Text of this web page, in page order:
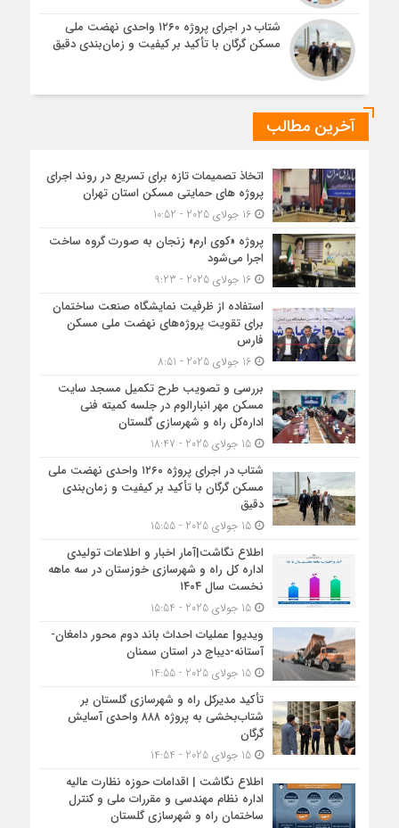
شتاب در اجرای پروژه ۱۲۶۰ واحدی نهضت ملی
مسکن گرگان با تأکید بر کیفیت و زمان‌بندی دقیق
آخرین مطالب
اتخاذ تصمیمات تازه برای تسریع در روند اجرای
پروژه های حمایتی مسکن استان تهران
16 جولای 2025 - 10:52
پروژه «کوی ارم» زنجان به صورت گروه ساخت
اجرا می‌شود
16 جولای 2025 - 9:23
استفاده از ظرفیت نمایشگاه صنعت ساختمان
برای تقویت پروژه‌های نهضت ملی مسکن
فارس
16 جولای 2025 - 8:51
بررسی و تصویب طرح تکمیل مسجد سایت
مسکن مهر انبارالوم در جلسه کمیته فنی
اداره‌کل راه و شهرسازی گلستان
15 جولای 2025 - 18:47
شتاب در اجرای پروژه ۱۲۶۰ واحدی نهضت ملی
مسکن گرگان با تأکید بر کیفیت و زمان‌بندی
دقیق
15 جولای 2025 - 15:55
اطلاع نگاشت|آمار اخبار و اطلاعات تولیدی
اداره کل راه و شهرسازی خوزستان در سه ماهه
نخست سال ۱۴۰۴
15 جولای 2025 - 15:54
ویدیو| عملیات احداث باند دوم محور دامغان-
آستانه-دیباج در استان سمنان
15 جولای 2025 - 14:55
تأکید مدیرکل راه و شهرسازی گلستان بر
شتاب‌بخشی به پروژه ۸۸۸ واحدی آسایش
گرگان
15 جولای 2025 - 14:54
اطلاع نگاشت | اقدامات حوزه نظارت عالیه
اداره نظام مهندسی و مقررات ملی و کنترل
ساختمان راه و شهرسازی گلستان